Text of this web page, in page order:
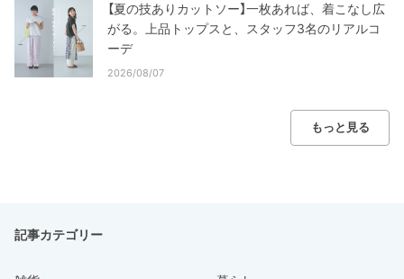
【夏の技ありカットソー】一枚あれば、着こなし広
がる。上品トップスと、スタッフ3名のリアルコ
ーデ
2026/08/07
もっと見る
記事カテゴリー